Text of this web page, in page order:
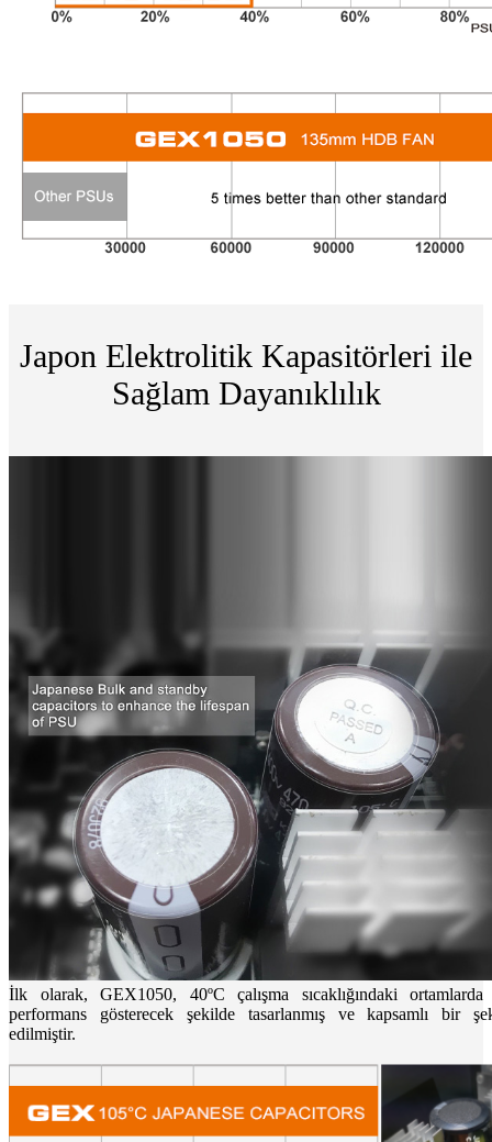
Japon Elektrolitik Kapasitörleri ile
Sağlam Dayanıklılık
İlk olarak, GEX1050, 40ºC çalışma sıcaklığındaki
performans gösterecek şekilde tasarlanmış ve kapsamlı bir
edilmiştir.